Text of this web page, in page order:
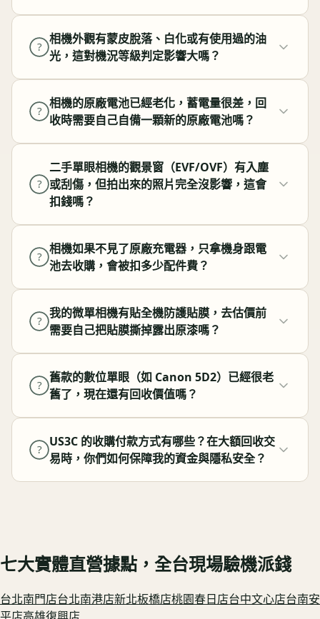
?
相機外觀有蒙皮脫落、白化或有使用過的油
光，這對機況等級判定影響大嗎？
?
相機的原廠電池已經老化，蓄電量很差，回
收時需要自己自備一顆新的原廠電池嗎？
?
二手單眼相機的觀景窗（EVF/OVF）有入塵
或刮傷，但拍出來的照片完全沒影響，這會
扣錢嗎？
?
相機如果不見了原廠充電器，只拿機身跟電
池去收購，會被扣多少配件費？
?
我的微單相機有貼全機防護貼膜，去估價前
需要自己把貼膜撕掉露出原漆嗎？
?
舊款的數位單眼（如 Canon 5D2）已經很老
舊了，現在還有回收價值嗎？
?
US3C 的收購付款方式有哪些？在大額回收交
易時，你們如何保障我的資金與隱私安全？
七大實體直營據點，全台現場驗機派錢
台北南門店台北南港店新北板橋店桃園春日店台中文心店台南安